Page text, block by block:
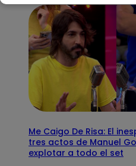
Me Caigo De Risa: El
tres actos de Manuel
explotar a todo el set